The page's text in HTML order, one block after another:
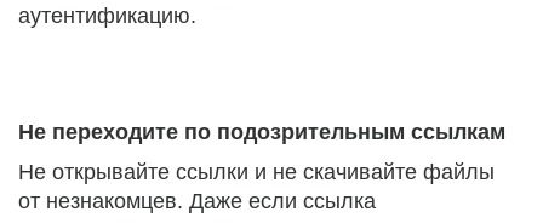
аутентификацию.
Не переходите по подозрительным ссылкам
Не открывайте ссылки и не скачивайте файлы
от незнакомцев. Даже если ссылка